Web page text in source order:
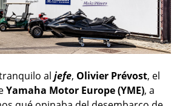
al jefe, Olivier Prévost, el
Yamaha Motor Europe (YME), a